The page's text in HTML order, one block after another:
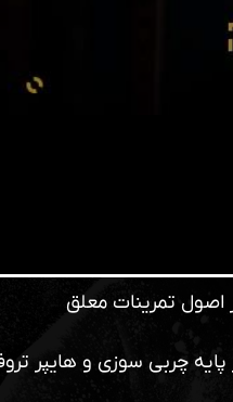
اصول تمرینات معلق
پایه چربی سوزی و هایپر